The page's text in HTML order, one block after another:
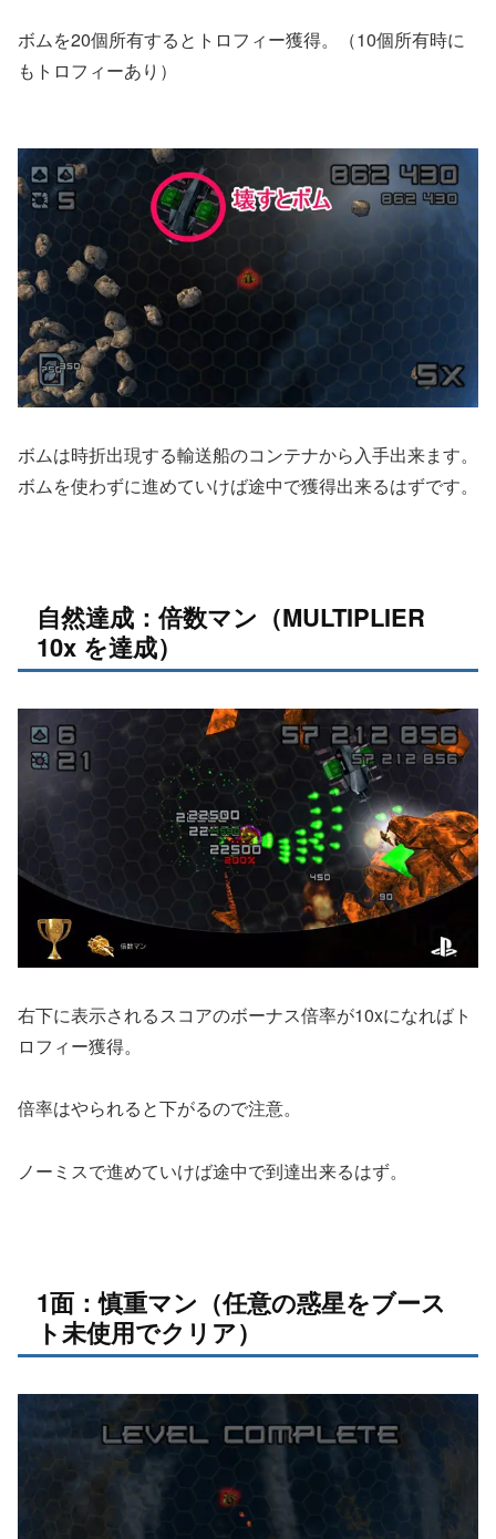
ボムを20個所有するとトロフィー獲得。（10個所有時に
もトロフィーあり）
ボムは時折出現する輸送船のコンテナから入手出来ます。
ボムを使わずに進めていけば途中で獲得出来るはずです。
自然達成：倍数マン（MULTIPLIER
10x を達成）
右下に表示されるスコアのボーナス倍率が10xになればト
ロフィー獲得。
倍率はやられると下がるので注意。
ノーミスで進めていけば途中で到達出来るはず。
1面：慎重マン（任意の惑星をブース
ト未使用でクリア）